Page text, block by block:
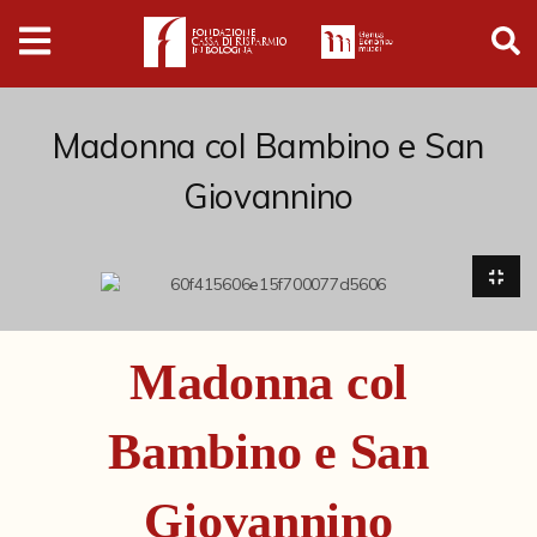
Digital
Humanities
Donazioni
Collezioni
Cataloghi storici
Madonna col Bambino e San
Giovannino
Madonna col
Bambino e San
Giovannino